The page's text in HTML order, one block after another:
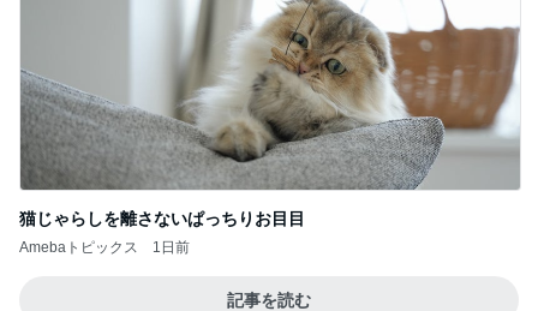
猫じゃらしを離さないぱっちりお目目
Amebaトピックス 1日前
記事を読む